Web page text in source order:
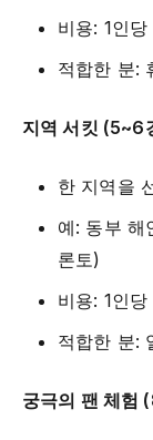
비용: 1인
적합한 분:
지역 서킷 (5~6
한 지역을
예: 동부
론토)
비용: 1인
적합한 분:
궁극의 팬 체험